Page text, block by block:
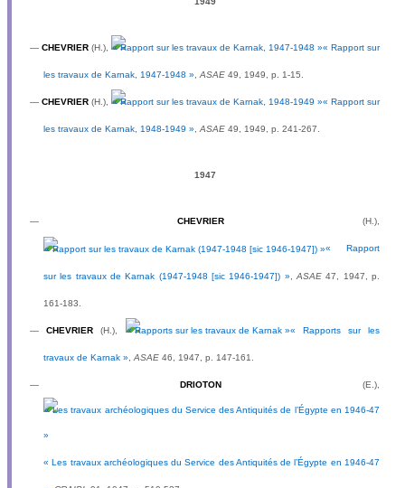
— CHEVRIER (H.), « Rapport sur
les travaux de Karnak, 1947-1948 » ASAE 49, 1949, p. 1-15.
— CHEVRIER (H.), « Rapport sur
les travaux de Karnak, 1948-1949 »,ASAE 49, 1949, p. 241-267.
1947
— CHEVRIER (H.),
« Rapport
sur les travaux de Karnak (1947-1948 [sic 1946-1947]) » ,ASAE 47, 1947, p.
161-183.
—CHEVRIER (H.), « Rapports sur les
travaux de Karnak » ASAE 46, 1947, p. 147-161.
— DRIOTON (E.),
« Les travaux archéologiques du Service des Antiquités de l’Égypte en 1946-47